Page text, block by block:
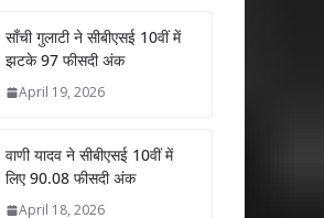
साँची गुलाटी ने सीबीएसई 10वीं में
झटके 97 फीसदी अंक
April 19, 2026
वाणी यादव ने सीबीएसई 10वीं में
लिए 90.08 फीसदी अंक
April 18, 2026